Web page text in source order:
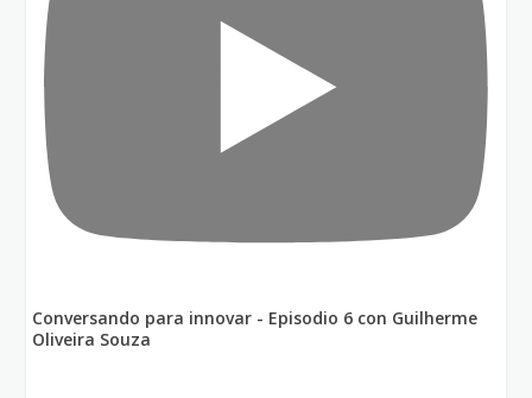
Conversando para innovar - Episodio 6 con Guilherme
Oliveira Souza